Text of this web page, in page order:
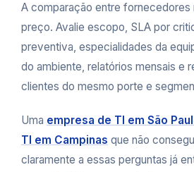
A comparação entre fornecedores
preço. Avalie escopo, SLA por
preventiva, especialidades da
do ambiente, relatórios mensais e
clientes do mesmo porte e
Uma empresa de TI em São
TI em Campinas que não
claramente a essas perguntas já